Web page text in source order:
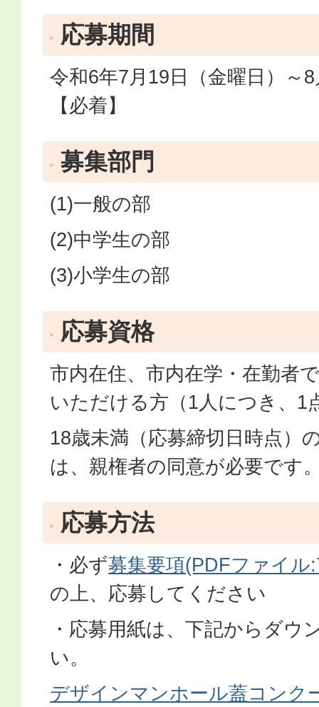
応募期間
令和6年7月19日（金曜日）～
【必着】
募集部門
(1)一般の部
(2)中学生の部
(3)小学生の部
応募資格
市内在住、市内在学・在勤者
いただける方（1人につき、1
18歳未満（応募締切日時点）
は、親権者の同意が必要です
応募方法
・必ず募集要項(PDFファイル
の上、応募してください
・応募用紙は、下記からダウ
い。
デザインマンホール蓋コンク